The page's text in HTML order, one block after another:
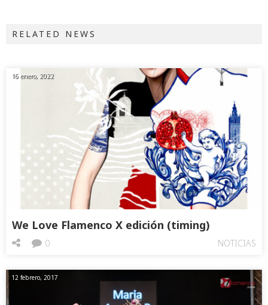
RELATED NEWS
16 enero, 2022
We Love Flamenco X edición (timing)
NOTICIAS
0
12 febrero, 2017